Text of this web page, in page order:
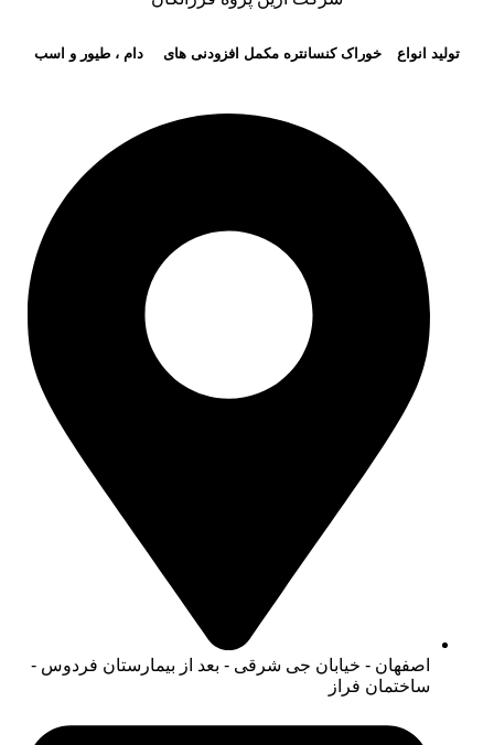
تولید انواع خوراک کنسانتره مکمل افزودنی های دام ، طیور و اسب
اصفهان - خیابان جی شرقی - بعد از بیمارستان فردوس -
ساختمان فراز